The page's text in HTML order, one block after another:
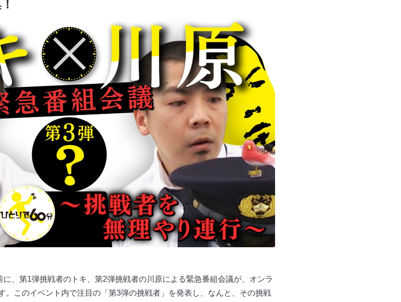
、第1弾挑戦者のトキ、第2弾挑戦者の川原による緊急番組会議が、オンラ
。このイベント内で注目の「第3弾の挑戦者」を発表し、なんと、その挑戦